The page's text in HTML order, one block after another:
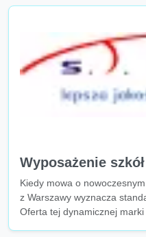
Wyposażenie
Kiedy mowa o
z Warszawy wyznacza
Oferta tej dynamicznej marki